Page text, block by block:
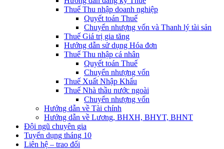
Thuế Thu nhập doanh nghiệp
Quyết toán Thuế
Chuyển nhượng vốn và Thanh lý tài sản
Thuế Giá trị gia tăng
Hướng dẫn sử dụng Hóa đơn
Thuế Thu nhập cá nhân
Quyết toán Thuế
Chuyển nhượng vốn
Thuế Xuất Nhập Khẩu
Thuế Nhà thầu nước ngoài
Chuyển nhượng vốn
Hướng dẫn về Tài chính
Hướng dẫn về Lương, BHXH, BHYT, BHNT
Đội ngũ chuyên gia
Tuyển dụng tháng 10
Liên hệ – trao đổi